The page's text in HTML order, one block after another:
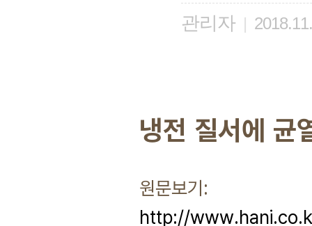
관리자 |
냉전 질서에 균
원문보기:
http://